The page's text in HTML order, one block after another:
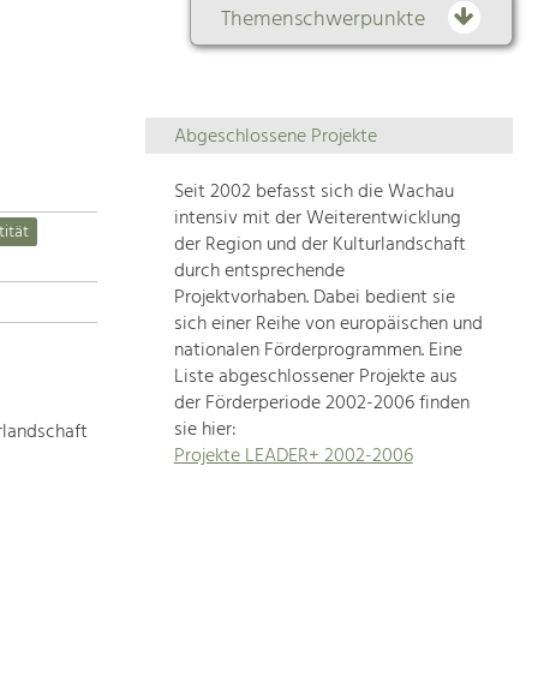
Themenschwerpunkte
Themenübersicht
Die
Regionalentwicklung
in
unserer
Region
ist
sehr
vielfältig.
Deshalb
geben
wir
hier
Abgeschlossene Projekte
Seit 2002 befasst sich die Wachau
intensiv mit der Weiterentwicklung
der Region und der Kulturlandschaft
durch entsprechende
Projektvorhaben. Dabei bedient sie
sich einer Reihe von europäischen und
nationalen Förderprogrammen. Eine
Liste abgeschlossener Projekte aus
der Förderperiode 2002-2006 finden
sie hier:
Projekte LEADER+ 2002-2006